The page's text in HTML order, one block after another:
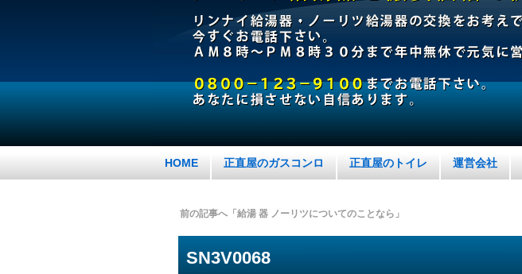
HOME 正直屋のガスコンロ 正直屋のトイレ 運営会社
前の記事へ「給湯 器 ノーリツについてのことなら」
SN3V0068